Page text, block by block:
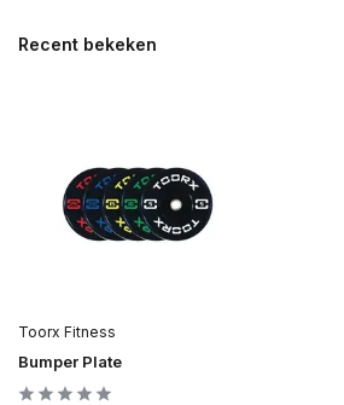
Recent bekeken
Toorx Fitness
Bumper Plate